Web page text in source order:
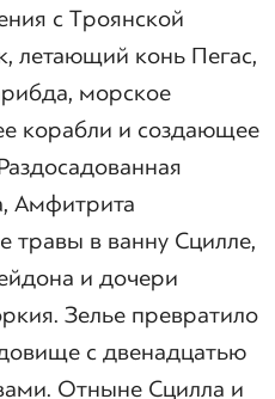
с Троянской
летающий конь Пегас,
морское
корабли и создающее
Амфитрита
в ванну Сцилле,
и дочери
Зелье превратило
с двенадцатью
Отныне Сцилла и